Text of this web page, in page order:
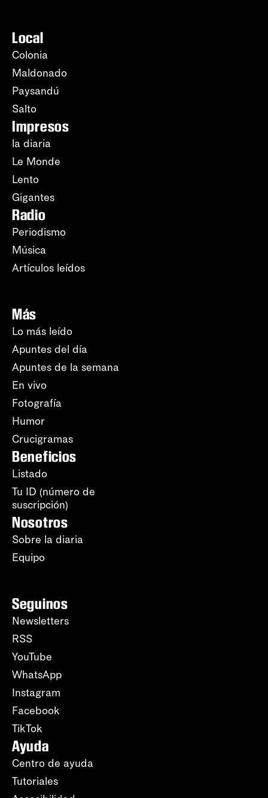
Local
Colonia
Maldonado
Paysandú
Salto
Impresos
la diaria
Le Monde
Lento
Gigantes
Radio
Periodismo
Música
Artículos leídos
Más
Lo más leído
Apuntes del día
Apuntes de la semana
En vivo
Fotografía
Humor
Crucigramas
Beneficios
Listado
Tu ID (número de
suscripción)
Nosotros
Sobre la diaria
Equipo
Seguinos
Newsletters
RSS
YouTube
WhatsApp
Instagram
Facebook
TikTok
Ayuda
Centro de ayuda
Tutoriales